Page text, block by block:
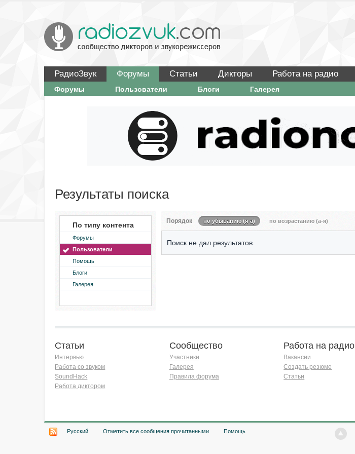
РадиоЗвук Форумы Статьи Дикторы Работа на радио
Форумы Пользователи Блоги Галерея
Результаты поиска
По типу контента
Форумы
Пользователи
Помощь
Блоги
Галерея
Порядок по убыванию (я-а) по возрастанию (а-я)
Поиск не дал результатов.
Статьи
Интервью
Работа со звуком
SoundHack
Работа диктором
Сообщество
Участники
Галерея
Правила форума
Работа на радио
Вакансии
Создать резюме
Статьи
Русский Отметить все сообщения прочитанными Помощь